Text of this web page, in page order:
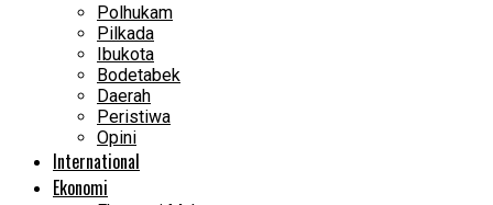
Polhukam
Pilkada
Ibukota
Bodetabek
Daerah
Peristiwa
Opini
International
Ekonomi